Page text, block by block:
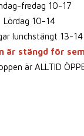
fredag 10-17
Lördag 10-14
lunchstängt 13-14
är stängd för
är ALLTID